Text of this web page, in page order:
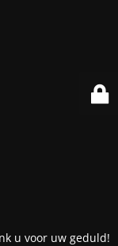
u voor uw geduld!